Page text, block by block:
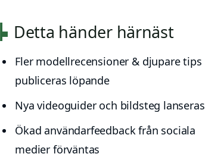
Detta händer härnäst
Fler modellrecensioner & djupare tips
publiceras löpande
Nya videoguider och bildsteg lanseras
Ökad användarfeedback från sociala
medier förväntas